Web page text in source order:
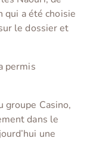
qui a été choisie
le dossier et
permis
groupe Casino,
dans le
une